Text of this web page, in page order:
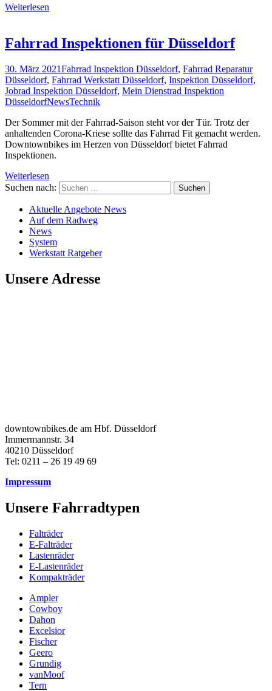
Weiterlesen
Fahrrad Inspektionen für Düsseldorf
30. März 2021Fahrrad Inspektion Düsseldorf, Fahrrad Reparatur
Düsseldorf, Fahrrad Werkstatt Düsseldorf, Inspektion Düsseldorf,
Jobrad Inspektion Düsseldorf, Mein Dienstrad Inspektion
DüsseldorfNewsTechnik
Der Sommer mit der Fahrrad-Saison steht vor der Tür. Trotz der
anhaltenden Corona-Kriese sollte das Fahrrad Fit gemacht werden.
Downtownbikes im Herzen von Düsseldorf bietet Fahrrad
Inspektionen.
Weiterlesen
Suchen nach:
Aktuelle Angebote News
Auf dem Radweg
News
System
Werkstatt Ratgeber
Unsere Adresse
downtownbikes.de am Hbf. Düsseldorf
Immermannstr. 34
40210 Düsseldorf
Tel: 0211 – 26 19 49 69
Impressum
Unsere Fahrradtypen
Falträder
E-Falträder
Lastenräder
E-Lastenräder
Kompakträder
Ampler
Cowboy
Dahon
Excelsior
Fischer
Geero
Grundig
vanMoof
Tern